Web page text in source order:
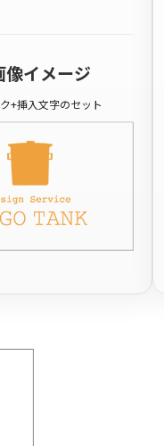
像イメージ
+挿入文字のセット